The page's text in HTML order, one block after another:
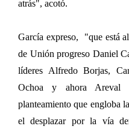
atrás", acotó.
García expreso, "que está
de Unión progreso Daniel
líderes Alfredo Borjas,
Ochoa y ahora
planteamiento que engloba
el desplazar por la vía